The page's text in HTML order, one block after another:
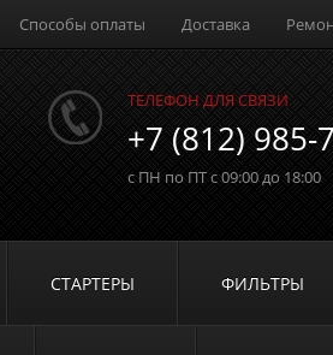
Способы оплаты Доставка
ТЕЛЕФОН ДЛЯ СВЯЗИ
+7 (812) 985-
с ПН по ПТ с 09:00 до 18:00
СТАРТЕРЫ ФИЛЬТРЫ